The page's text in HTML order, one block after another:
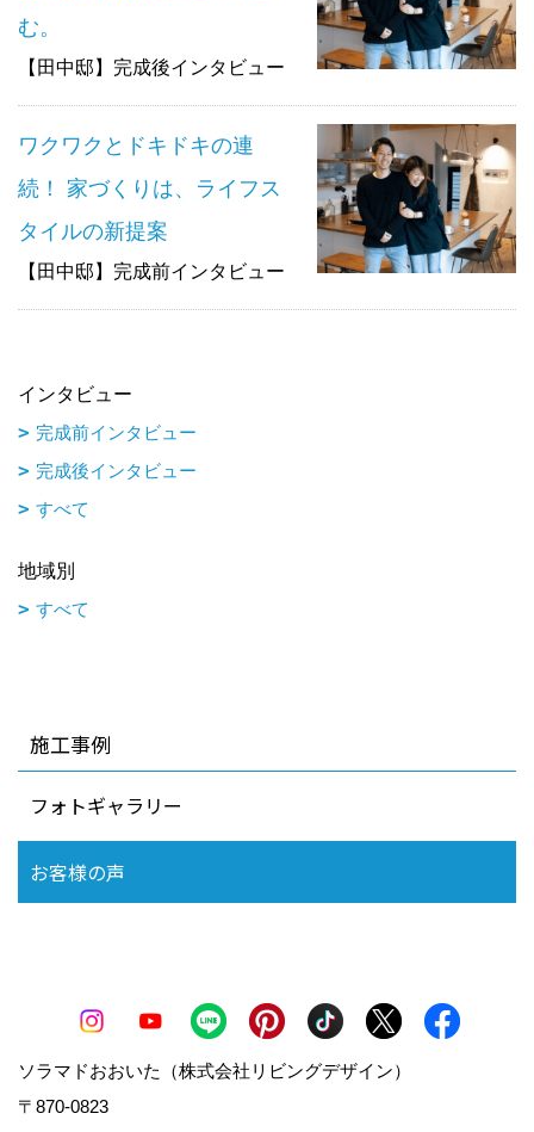
む。
【田中邸】完成後インタビュー
ワクワクとドキドキの連
続！ 家づくりは、ライフス
タイルの新提案
【田中邸】完成前インタビュー
インタビュー
完成前インタビュー
完成後インタビュー
すべて
地域別
すべて
施工事例
フォトギャラリー
お客様の声
ソラマドおおいた（株式会社リビングデザイン）
〒870-0823